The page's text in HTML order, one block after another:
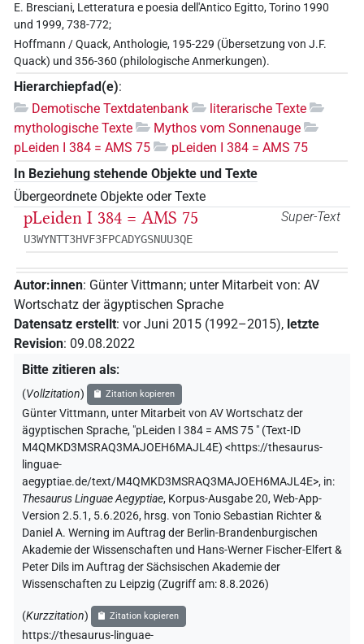
E. Bresciani, Letteratura e poesia dell'Antico Egitto, Torino 1990
und 1999, 738-772;
Hoffmann / Quack, Anthologie, 195-229 (Übersetzung von J.F.
Quack) und 356-360 (philologische Anmerkungen).
Hierarchiepfad(e):
Demotische Textdatenbank
literarische Texte
mythologische Texte
Mythos vom Sonnenauge
pLeiden I 384 = AMS 75
pLeiden I 384 = AMS 75
In Beziehung stehende Objekte und Texte
Übergeordnete Objekte oder Texte
Super-Text
pLeiden I 384 = AMS 75
U3WYNTT3HVF3FPCADYGSNUU3QE
Autor:innen: Günter Vittmann; unter Mitarbeit von: AV
Wortschatz der ägyptischen Sprache
Datensatz erstellt: vor Juni 2015 (1992–2015), letzte
Revision: 09.08.2022
Bitte zitieren als:
(Vollzitation) Zitation kopieren
Günter Vittmann, unter Mitarbeit von AV Wortschatz der
ägyptischen Sprache, "pLeiden I 384 = AMS 75 " (Text-ID
M4QMKD3MSRAQ3MAJOEH6MAJL4E) <https://thesaurus-
linguae-
aegyptiae.de/text/M4QMKD3MSRAQ3MAJOEH6MAJL4E>, in:
Thesaurus Linguae Aegyptiae, Korpus-Ausgabe 20, Web-App-
Version 2.5.1, 5.6.2026, hrsg. von Tonio Sebastian Richter &
Daniel A. Werning im Auftrag der Berlin-Brandenburgischen
Akademie der Wissenschaften und Hans-Werner Fischer-Elfert &
Peter Dils im Auftrag der Sächsischen Akademie der
Wissenschaften zu Leipzig (Zugriff am:8.8.2026)
(Kurzzitation) Zitation kopieren
https://thesaurus-linguae-